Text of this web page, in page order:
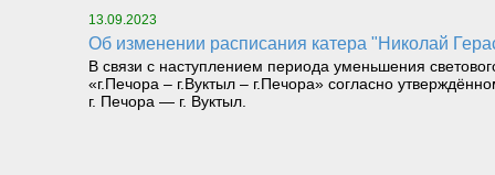
13.09.2023
Об изменении расписания катера "Николай
В связи с наступлением периода уменьшения
«г.Печора – г.Вуктыл – г.Печора» согласно
г. Печора — г. Вуктыл.